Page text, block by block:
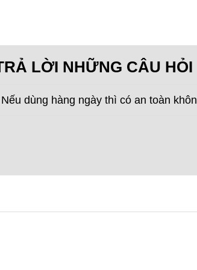
LỜI NHỮNG CÂU HỎI
dùng hàng ngày thì có an toàn